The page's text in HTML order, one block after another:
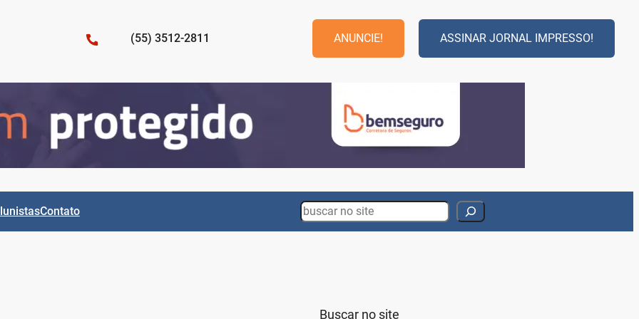
(55) 3512-2811 ANUNCIE! ASSINAR JORNAL IMPRESSO!
Contato Search
Buscar no site